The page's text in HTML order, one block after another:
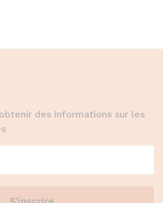
des informations sur les